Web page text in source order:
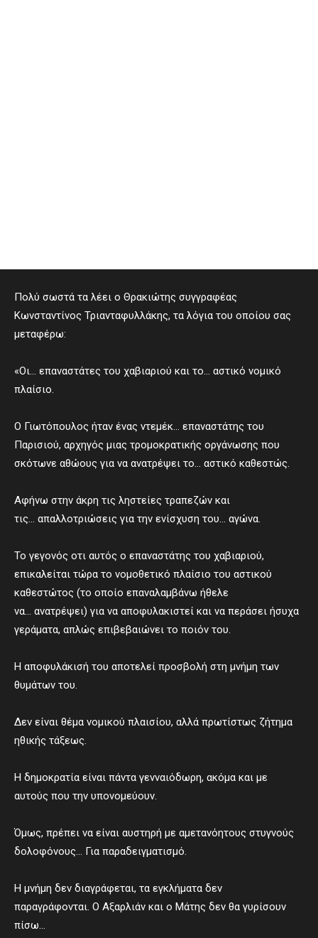
Πολύ σωστά τα λέει ο Θρακιώτης συγγραφέας
Κωνσταντίνος Τριανταφυλλάκης, τα λόγια του οποίου σας
μεταφέρω:
«Οι… επαναστάτες του χαβιαριού και το… αστικό νομικό
πλαίσιο.
Ο Γιωτόπουλος ήταν ένας ντεμέκ… επαναστάτης του
Παρισιού, αρχηγός μιας τρομοκρατικής οργάνωσης που
σκότωνε αθώους για να ανατρέψει το… αστικό καθεστώς.
Αφήνω στην άκρη τις ληστείες τραπεζών και
τις… απαλλοτριώσεις για την ενίσχυση του… αγώνα.
Το γεγονός οτι αυτός ο επαναστάτης του χαβιαριού,
επικαλείται τώρα το νομοθετικό πλαίσιο του αστικού
καθεστώτος (το οποίο επαναλαμβάνω ήθελε
να… ανατρέψει) για να αποφυλακιστεί και να περάσει ήσυχα
γεράματα, απλώς επιβεβαιώνει το ποιόν του.
Η αποφυλάκισή του αποτελεί προσβολή στη μνήμη των
θυμάτων του.
Δεν είναι θέμα νομικού πλαισίου, αλλά πρωτίστως ζήτημα
ηθικής τάξεως.
Η δημοκρατία είναι πάντα γενναιόδωρη, ακόμα και με
αυτούς που την υπονομεύουν.
Όμως, πρέπει να είναι αυστηρή με αμετανόητους στυγνούς
δολοφόνους… Για παραδειγματισμό.
Η μνήμη δεν διαγράφεται, τα εγκλήματα δεν
παραγράφονται. Ο Αξαρλιάν και ο Μάτης δεν θα γυρίσουν
πίσω…